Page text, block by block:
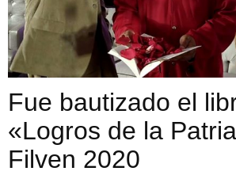
Fue bautizado el
«Logros de la
Filven 2020